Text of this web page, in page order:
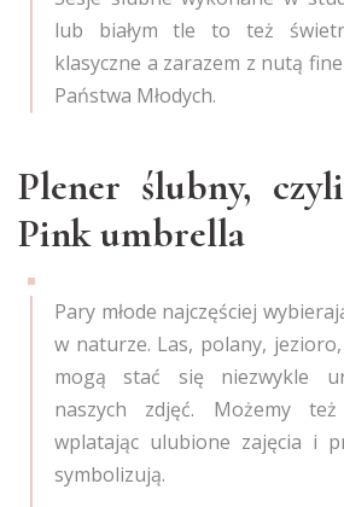
lub białym tle to też
klasyczne a zarazem z nutą
Państwa Młodych.
Plener ślubny,
Pink umbrella
Pary młode najczęściej
w naturze. Las, polany,
mogą stać się niezwykle
naszych zdjęć. Możemy
wplatając ulubione zajęcia i
symbolizują.